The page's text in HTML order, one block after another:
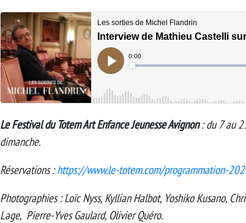
Le Festival du Totem Art Enfance Jeunesse Avignon: du 7 au
dimanche.
Réservations :https://www.le-totem.com/programmation-
Photographies : Loïc Nyss, Kyllian Halbot, Yoshiko Kusano,
Lage, Pierre-Yves Gaulard, Olivier Quéro.